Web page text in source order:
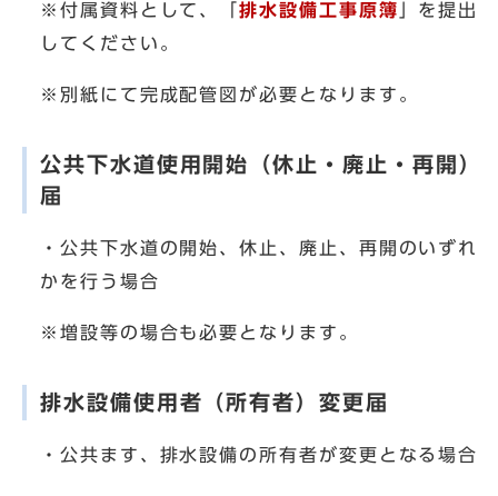
※付属資料として、「排水設備工事原簿 」を提出
してください。
※別紙にて完成配管図が必要となります。
公共下水道使用開始（休止・廃止・再開）
届
・公共下水道の開始、休止、廃止、再開のいずれ
かを行う場合
※増設等の場合も必要となります。
排水設備使用者（所有者）変更届
・公共ます、排水設備の所有者が変更となる場合